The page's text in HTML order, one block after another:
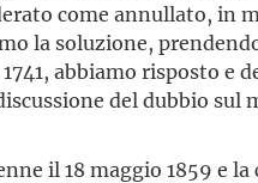
come annullato, in
la soluzione,
abbiamo risposto e
del dubbio
il 18 maggio 1859 e